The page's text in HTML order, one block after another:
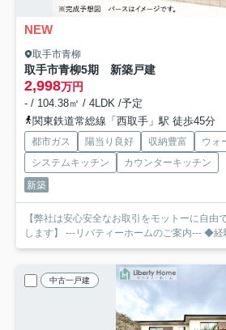
NEW
取手市青柳
取手市青柳5期 新築戸建
2,998万円
- / 104.38㎡ / 4LDK /予定
関東鉄道常総線「西取手」駅 徒歩45分
都市ガス 陽当り良好 収納豊富
ウォ
システムキッチン
カウンターキッチン
新築
【弊社は安心安全なお取引をモットーに自由
します】 ---リバティーホームのご案内--- ◆経
中古一戸建